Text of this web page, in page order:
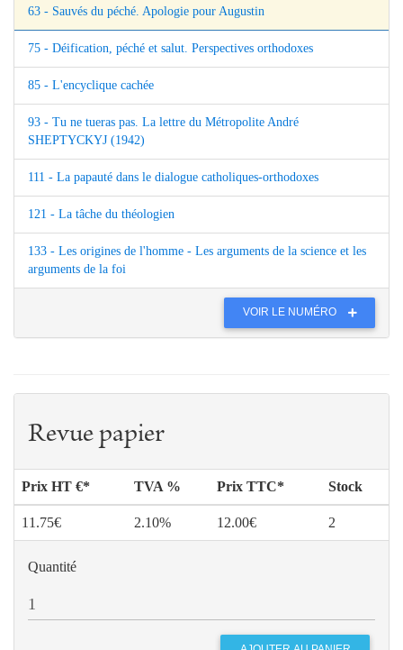
63 - Sauvés du péché. Apologie pour Augustin
75 - Déification, péché et salut. Perspectives orthodoxes
85 - L'encyclique cachée
93 - Tu ne tueras pas. La lettre du Métropolite André
SHEPTYCKYJ (1942)
111 - La papauté dans le dialogue catholiques-orthodoxes
121 - La tâche du théologien
133 - Les origines de l'homme - Les arguments de la science et les
arguments de la foi
VOIR LE NUMÉRO
Revue papier
Prix HT €* TVA % Prix TTC* Stock
11.75€ 2.10% 12.00€ 2
Quantité